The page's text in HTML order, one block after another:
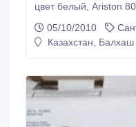
цвет белый,
05/10/2010
Казахстан, Балхаш